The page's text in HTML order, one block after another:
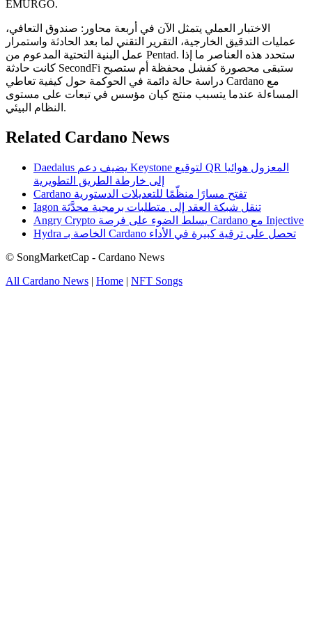
EMURGO.
الاختبار العملي يتمثل الآن في أربعة محاور: صندوق التعافي،
عمليات التدقيق الخارجية، التقرير التقني لما بعد الحادثة واستمرار
عمل البنية التحتية المدعوم من Pentad. ستحدد هذه العناصر ما إذا
كانت حادثة SecondFi ستبقى محصورة كفشل محفظة أم ستصبح
دراسة حالة دائمة في الحوكمة حول كيفية تعاطي Cardano مع
المساءلة عندما يتسبب منتج كيان مؤسس في تبعات على مستوى
النظام البيئي.
Related Cardano News
Daedalus يضيف دعم Keystone لتوقيع QR المعزول هوائيا
إلى خارطة الطريق التطويرية
Cardano تفتح مسارًا منظّمًا للتعديلات الدستورية
Iagon تنقل شبكة العقد إلى متطلبات برمجية محدَّثة
Angry Crypto يسلط الضوء على فرصة Cardano مع Injective
Hydra الخاصة بـ Cardano تحصل على ترقية كبيرة في الأداء
© SongMarketCap - Cardano News
All Cardano News | Home | NFT Songs